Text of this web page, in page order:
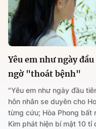
Yêu em như ngày
ngờ "thoát bệnh"
"Yêu em như ngày đầu
hôn nhân se duyên cho
từng cứu; Hòa Phong bất
Kim phát hiện bí mật 10 tỉ